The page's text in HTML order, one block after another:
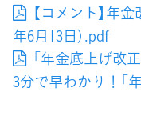
【コメント】年
年6月13日）.pdf
「年金底上げ改
3分で早わかり！「